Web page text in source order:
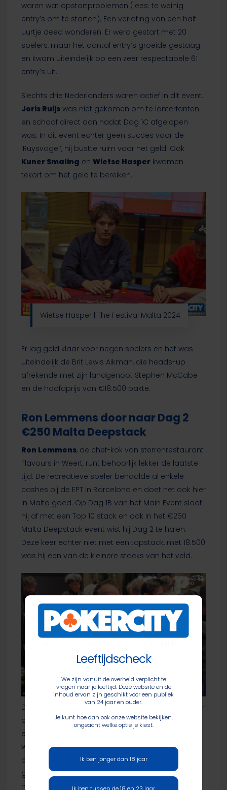
waren wat opstartproblemen (lees: te weinig
entry’s om te starten). Een verlating van een half
uurtje deed wonderen. Er werd gestart met 20
spelers, maar het aantal entry’s groeide gestaag
en kwam uiteindelijk op een zeer respectabele 61
entry’s uit.
Slechts drie Nederlanders waren actief in dit event.
Joris Ruijswas niet gekomen om te lanterfanten
en schoof direct aan nadat Dag 1C afgelopen
was. In dit event echter geen succes voor de
‘Ruysvogel’, hij bustte ruim voor het geld. Ook
Kuner Smaling en Wietse Hasperkwamen
tekort om het geld te bereiken.
Wietse Hasper | The Festival Malta 2024
Er lag geld klaar voor negen spelers en het was
uiteindelijk de Brit Lewis Aikman, die heads-up
afrekende met zijn landgenoot Stephen McCabe
en de hoofdprijs van €18.500 pakte.
Ron Lemmens door naar Dag 2
€250 Malta Deepstack
Ron Lemmens, de chef-kok van sterrenrestaurant
Flavours in Weert, runt behoorlijk lekker de laatste
tijd. De recreatieve speler behaalde al enkele
cashes bij de EPT in Barcelona en doet het ook hier
in Malta goed. Op Dag 1B van het Main Event sloot
hij af met een Top 10 stack en ook in het €250
Malta Deepstack event wist hij Dag 2 te halen.
Deze keer echter niet met een topstack, met 18.500
was hij een van de kleinere stacks van het veld.
Daarmee was Lemmens wel de enige Nederlander
die doorgang vond naar Dag 2.Marnix Reijers
en
waren onsuccesvol. Op vrijdag wordt Dag 2 van
dit event gespeeld en de late registration is nog
gedurende twee levels open, dus wellicht dat we
nog wat meer bekende namen gaan zien
Leeftijdscheck
We zijn vanuit de overheid verplicht te
vragen naar je leeftijd. Deze website en de
inhoud ervan zijn geschikt voor een publiek
van 24 jaar en ouder.
Je kunt hoe dan ook onze website bekijken,
ongeacht welke optie je kiest.
Ik ben jonger dan 18 jaar